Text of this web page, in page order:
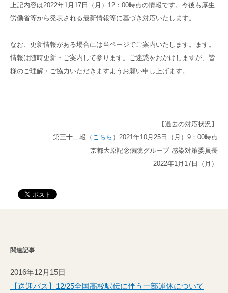
上記内容は2022年1月17日（月）12：00時点の情報です。今後も厚生
労働省等から発表される最新情報等に基づき対応いたします。
なお、更新情報がある場合には当ページでご案内いたします。ます。
情報は随時更新・ご案内して参ります。ご迷惑をおかけしますが、皆
様のご理解・ご協力いただきますようお願い申し上げます。
【過去の対応状況】
第三十二報（ こちら ）2021年10月25日（月）9：00時点
京都大原記念病院グループ 感染対策委員長
2022年1月17日（月）
関連記事
2016年12月15日
【送迎バス】12/25全国高校駅伝に伴う一部運休について